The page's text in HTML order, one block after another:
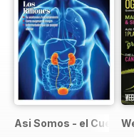
Asi Somos - el Cuerpo